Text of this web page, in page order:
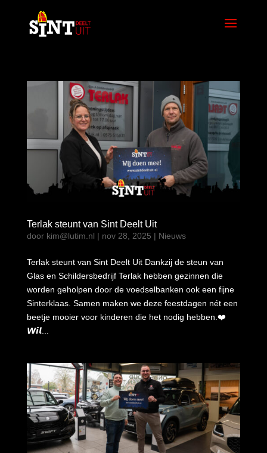
Terlak steunt van Sint Deelt Uit
door kim@lutim.nl | nov 28, 2025 | Nieuws
Terlak steunt van Sint Deelt Uit Dankzij de steun van
Glas en Schildersbedrijf Terlak hebben gezinnen die
worden geholpen door de voedselbanken ook een fijne
Sinterklaas. Samen maken we deze feestdagen nét een
beetje mooier voor kinderen die het nodig hebben.❤️
𝙒𝙞𝙡...